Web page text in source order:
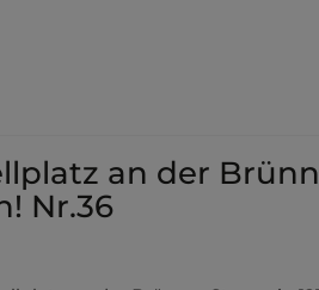
an der
Nr.36